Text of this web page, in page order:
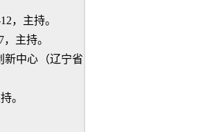
，主持。
主持。
新中心（辽宁省
。